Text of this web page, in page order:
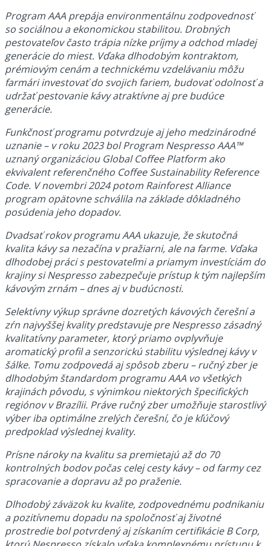
Program AAA prepája environmentálnu zodpovednosť
so sociálnou a ekonomickou stabilitou. Drobných
pestovateľov často trápia nízke príjmy a odchod mladej
generácie do miest. Vďaka dlhodobým kontraktom,
prémiovým cenám a technickému vzdelávaniu môžu
farmári investovať do svojich fariem, budovať odolnosť a
udržať pestovanie kávy atraktívne aj pre budúce
generácie.
Funkčnosť programu potvrdzuje aj jeho medzinárodné
uznanie – v roku 2023 bol Program Nespresso AAA™
uznaný organizáciou Global Coffee Platform ako
ekvivalent referenčného Coffee Sustainability Reference
Code. V novembri 2024 potom Rainforest Alliance
program opätovne schválila na základe dôkladného
posúdenia jeho dopadov.
Dvadsať rokov programu AAA ukazuje, že skutočná
kvalita kávy sa nezačína v pražiarni, ale na farme. Vďaka
dlhodobej práci s pestovateľmi a priamym investíciám do
krajiny si Nespresso zabezpečuje prístup k tým najlepším
kávovým zrnám – dnes aj v budúcnosti.
Selektívny výkup správne dozretých kávových čerešní a
zŕn najvyššej kvality predstavuje pre Nespresso zásadný
kvalitatívny parameter, ktorý priamo ovplyvňuje
aromatický profil a senzorickú stabilitu výslednej kávy v
šálke. Tomu zodpovedá aj spôsob zberu – ručný zber je
dlhodobým štandardom programu AAA vo všetkých
krajinách pôvodu, s výnimkou niektorých špecifických
regiónov v Brazílii. Práve ručný zber umožňuje starostlivý
výber iba optimálne zrelých čerešní, čo je kľúčový
predpoklad výslednej kvality.
Prísne nároky na kvalitu sa premietajú až do 70
kontrolných bodov počas celej cesty kávy – od farmy cez
spracovanie a dopravu až po praženie.
Dlhodobý záväzok ku kvalite, zodpovednému podnikaniu
a pozitívnemu dopadu na spoločnosť aj životné
prostredie bol potvrdený aj získaním certifikácie B Corp,